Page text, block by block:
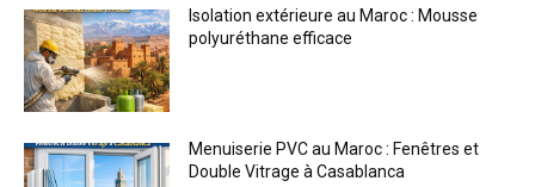
Isolation extérieure au Maroc : Mousse
polyuréthane efficace
Menuiserie PVC au Maroc : Fenêtres et
Double Vitrage à Casablanca